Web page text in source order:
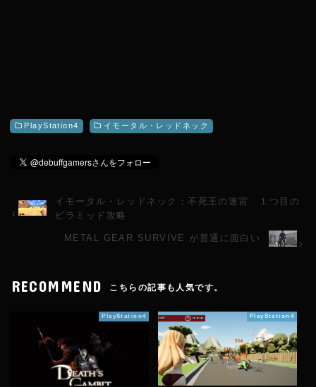
PlayStation4 イモータル・レッドネック
イモータル・レッドネック：不死王の迷宮 １つ目の
ピラミッド攻略
METAL GEAR SURVIVE が普通に面白い
RECOMMEND こちらの記事も人気です。
PlayStation4 PlayStation4